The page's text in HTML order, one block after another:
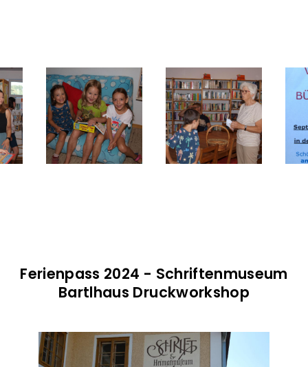
Ferienpass 2024 - Schriftenmuseum
Bartlhaus Druckworkshop